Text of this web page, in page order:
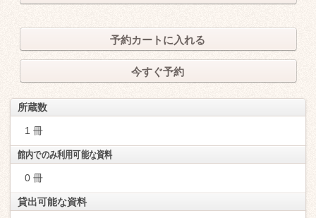
予約カートに入れる
今すぐ予約
所蔵数
1 冊
館内でのみ利用可能な資料
0 冊
貸出可能な資料